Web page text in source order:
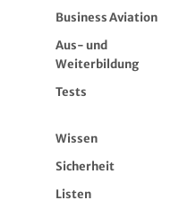
Business Aviation
Aus- und
Weiterbildung
Tests
Wissen
Sicherheit
Listen